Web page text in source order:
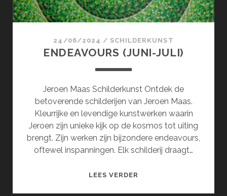
24/06/2024 / SCHILDERKUNST
ENDEAVOURS (JUNI-JULI)
Jeroen Maas Schilderkunst Ontdek de
betoverende schilderijen van Jeroen Maas.
Kleurrijke en levendige kunstwerken waarin
Jeroen zijn unieke kijk op de kosmos tot uiting
brengt. Zijn werken zijn bijzondere endeavours,
oftewel inspanningen. Elk schilderij draagt…
LEES VERDER